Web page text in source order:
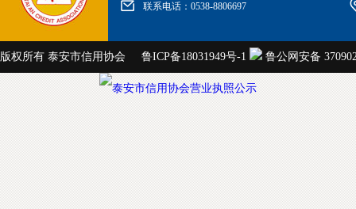
联系电话：0538-8806697
版权所有 泰安市信用协会 鲁ICP备18031949号-1 鲁公网安备